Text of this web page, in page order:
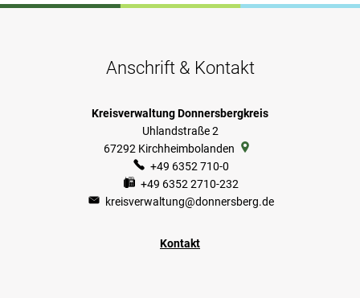
Anschrift & Kontakt
Kreisverwaltung Donnersbergkreis
Uhlandstraße 2
67292 Kirchheimbolanden
+49 6352 710-0
+49 6352 2710-232
kreisverwaltung@donnersberg.de
Kontakt